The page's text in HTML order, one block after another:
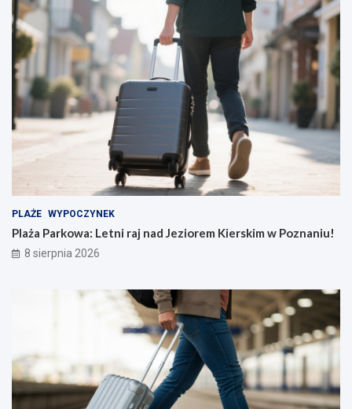
PLAŻE WYPOCZYNEK
Plaża Parkowa: Letni raj nad Jeziorem Kierskim w Poznaniu!
8 sierpnia 2026